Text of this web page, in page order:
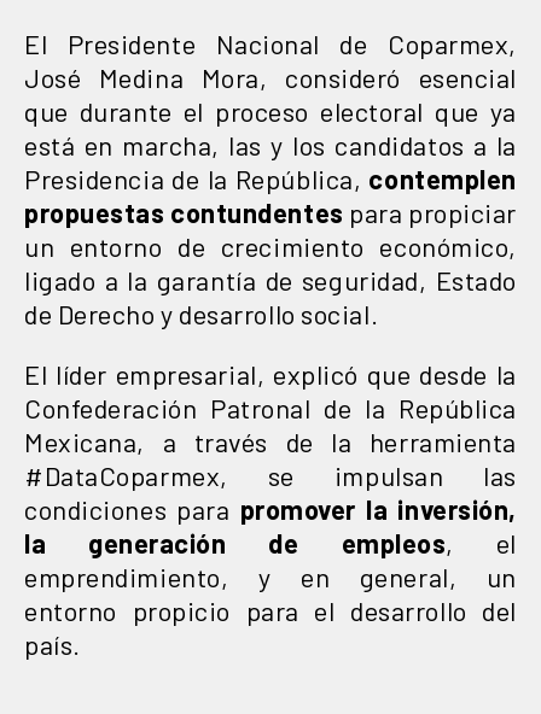
El Presidente Nacional de Coparmex,
José Medina Mora, consideró esencial
que durante el proceso electoral que ya
está en marcha, las y los candidatos a la
Presidencia de la República, contemplen
propuestas contundentes para propiciar
un entorno de crecimiento económico,
ligado a la garantía de seguridad, Estado
de Derecho y desarrollo social.
El líder empresarial, explicó que desde la
Confederación Patronal de la República
Mexicana, a través de la herramienta
#DataCoparmex, se impulsan las
condiciones para promover la inversión,
la generación de empleos, el
emprendimiento, y en general, un
entorno propicio para el desarrollo del
país.